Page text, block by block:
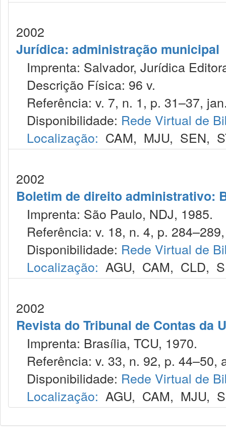
2002
Jurídica: administração municipal
Imprenta: Salvador, Jurídica
Descrição Física: 96 v.
Referência: v. 7, n. 1, p. 31–37,
Disponibilidade: Rede Virtual de
Localização: CAM, MJU, SEN,
2002
Boletim de direito administrativo:
Imprenta: São Paulo, NDJ, 1985.
Referência: v. 18, n. 4, p.
Disponibilidade: Rede Virtual de
Localização: AGU, CAM, CLD,
2002
Revista do Tribunal de Contas da
Imprenta: Brasília, TCU, 1970.
Referência: v. 33, n. 92, p. 44–50,
Disponibilidade: Rede Virtual de
Localização: AGU, CAM, MJU,